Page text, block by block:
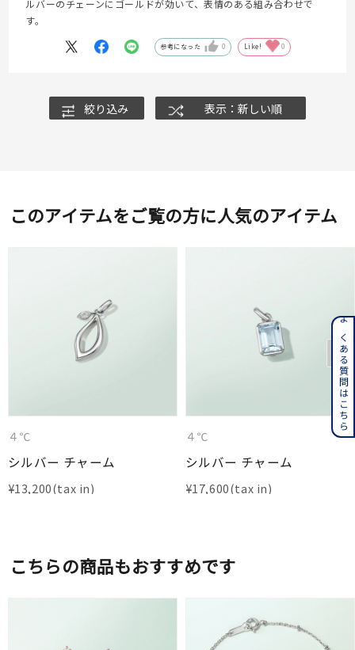
ルバーのチェーンにゴールドが効いて、表情のある組み合わせで
す。
参考になった 0 Like! 0
絞り込み 表示：新しい順
このアイテムをご覧の方に人気のアイテム
４℃
シルバー チャーム
¥13,200
４℃
シルバー チャーム
¥17,600
こちらの商品もおすすめです
よくある質問はこちら